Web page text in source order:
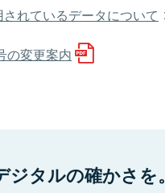
れているデータについて
の変更案内
ジタルの確かさを。